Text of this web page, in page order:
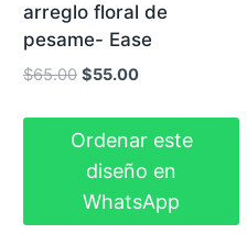
arreglo floral de
pesame- Ease
$65.00 El
original
era:
$65.00.
$55.00El
actual
es:
$55.00.
Ordenar este
diseño en
WhatsApp